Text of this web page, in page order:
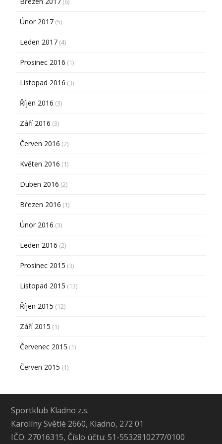
Únor 2017 (5)
Leden 2017 (4)
Prosinec 2016 (1)
Listopad 2016 (3)
Říjen 2016 (3)
Září 2016 (3)
Červen 2016 (2)
Květen 2016 (1)
Duben 2016 (2)
Březen 2016 (1)
Únor 2016 (3)
Leden 2016 (2)
Prosinec 2015 (3)
Listopad 2015 (13)
Říjen 2015 (12)
Září 2015 (1)
Červenec 2015 (1)
Červen 2015 (1)
Sportklub Kladno z.s.
Karolíny Světlé 2660, Kladno, 272 01
IČO: 27016315, Číslo účtu: 51-5532810277/0100